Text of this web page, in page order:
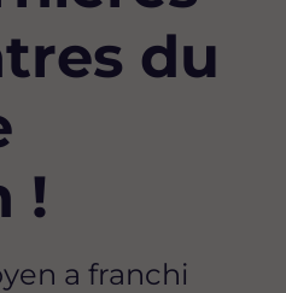
du
!
a franchi